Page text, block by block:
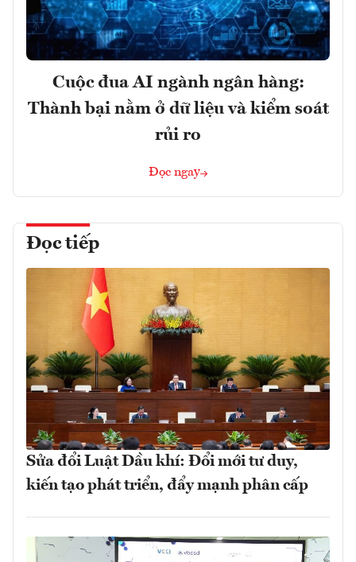
Cuộc đua AI ngành ngân hàng:
Thành bại nằm ở dữ liệu và kiểm soát
rủi ro
Đọc ngay
Đọc tiếp
Sửa đổi Luật Dầu khí: Đổi mới tư duy,
kiến tạo phát triển, đẩy mạnh phân cấp